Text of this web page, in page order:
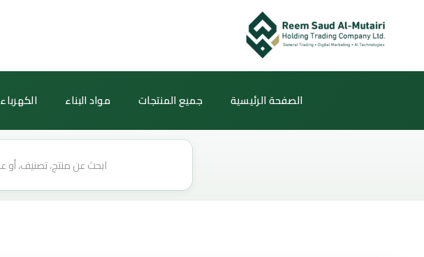
الصفحة الرئيسية جميع المنتجات مواد البناء الكهرباء
Products